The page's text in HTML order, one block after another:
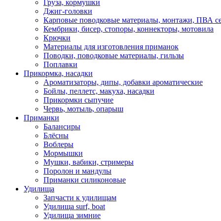
Груза, кормушки
Джиг-головки
Карповые поводковые материалы, монтажи, ПВА
Кембрики, бисер, стопоры, коннекторы, мотовила
Крючки
Материалы для изготовления приманок
Поводки, поводковые материалы, гильзы
Поплавки
Прикормка, насадки
Ароматизаторы, дипы, добавки ароматические
Бойлы, пеллетс, макуха, насадки
Прикормки сыпучие
Червь, мотыль, опарыш
Приманки
Балансиры
Блёсны
Воблеры
Мормышки
Мушки, вабики, стримеры
Поролон и мандулы
Приманки силиконовые
Удилища
Запчасти к удилищам
Удилища surf, boat
Удилища зимние